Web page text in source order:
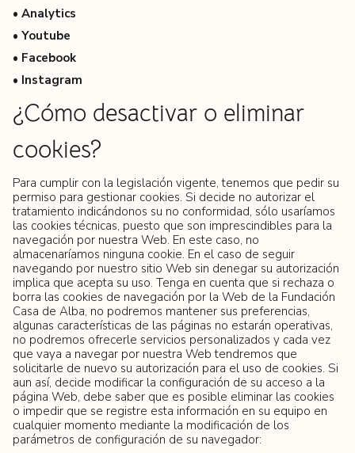
• Analytics
• Youtube
• Facebook
• Instagram
¿Cómo desactivar o eliminar
cookies?
Para cumplir con la legislación vigente, tenemos que pedir su
permiso para gestionar cookies. Si decide no autorizar el
tratamiento indicándonos su no conformidad, sólo usaríamos
las cookies técnicas, puesto que son imprescindibles para la
navegación por nuestra Web. En este caso, no
almacenaríamos ninguna cookie. En el caso de seguir
navegando por nuestro sitio Web sin denegar su autorización
implica que acepta su uso. Tenga en cuenta que si rechaza o
borra las cookies de navegación por la Web de la Fundación
Casa de Alba, no podremos mantener sus preferencias,
algunas características de las páginas no estarán operativas,
no podremos ofrecerle servicios personalizados y cada vez
que vaya a navegar por nuestra Web tendremos que
solicitarle de nuevo su autorización para el uso de cookies. Si
aun así, decide modificar la configuración de su acceso a la
página Web, debe saber que es posible eliminar las cookies
o impedir que se registre esta información en su equipo en
cualquier momento mediante la modificación de los
parámetros de configuración de su navegador: